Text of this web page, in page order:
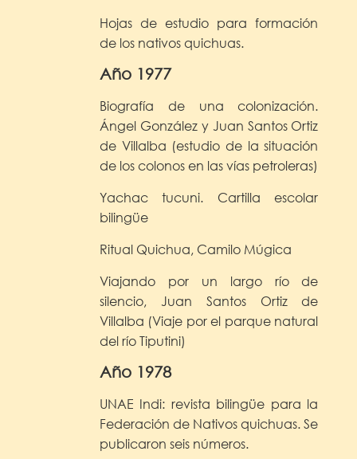
Hojas de estudio para formación
de los nativos quichuas.
Año 1977
Biografía de una colonización.
Ángel González y Juan Santos Ortiz
de Villalba (estudio de la situación
de los colonos en las vías petroleras)
Yachac tucuni. Cartilla escolar
bilingüe
Ritual Quichua, Camilo Múgica
Viajando por un largo río de
silencio, Juan Santos Ortiz de
Villalba (Viaje por el parque natural
del río Tiputini)
Año 1978
UNAE Indi: revista bilingüe para la
Federación de Nativos quichuas. Se
publicaron seis números.